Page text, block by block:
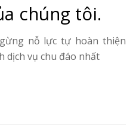
chúng tôi.
nỗ lực tự hoàn thiện
dịch vụ chu đáo nhất